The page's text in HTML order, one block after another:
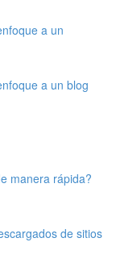
a un
a un blog
manera rápida?
de sitios